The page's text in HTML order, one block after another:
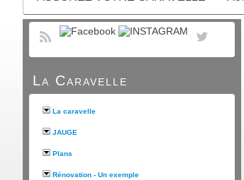
La Caravelle
La caravelle
JAUGE
Plans
Rénovation - Un exemple